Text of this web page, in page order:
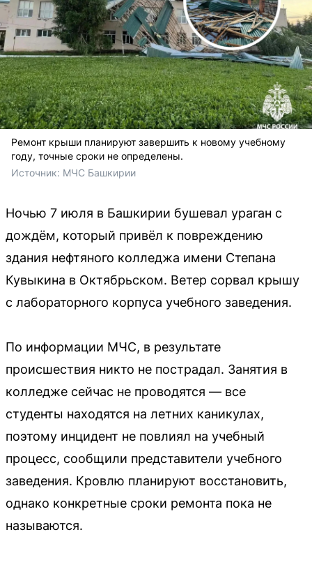
Ремонт крыши планируют завершить к новому учебному
году, точные сроки не определены.
Источник: МЧС Башкирии
Ночью 7 июля в Башкирии бушевал ураган с
дождём, который привёл к повреждению
здания нефтяного колледжа имени Степана
Кувыкина в Октябрьском. Ветер сорвал крышу
с лабораторного корпуса учебного заведения.
По информации МЧС, в результате
происшествия никто не пострадал. Занятия в
колледже сейчас не проводятся — все
студенты находятся на летних каникулах,
поэтому инцидент не повлиял на учебный
процесс, сообщили представители учебного
заведения. Кровлю планируют восстановить,
однако конкретные сроки ремонта пока не
называются.